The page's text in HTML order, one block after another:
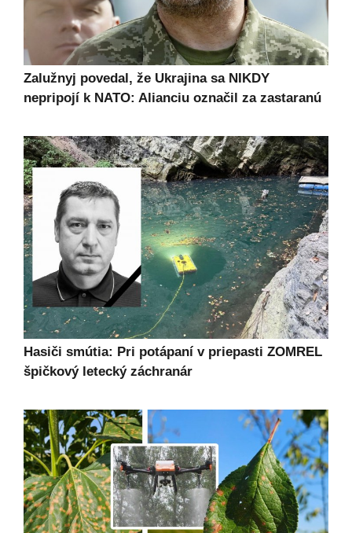
Zalužnyj povedal, že Ukrajina sa NIKDY
nepripojí k NATO: Alianciu označil za zastaranú
Hasiči smútia: Pri potápaní v priepasti ZOMREL
špičkový letecký záchranár